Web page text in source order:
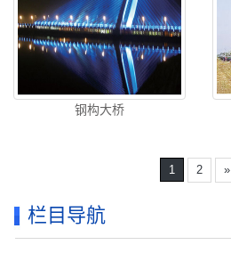
钢构大桥
1 2 »
栏目导航